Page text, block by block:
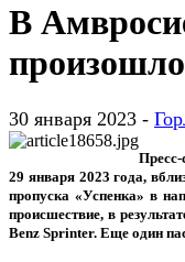
В
30 января 2023 -
29 января 2023 года,
пропуска «Успенка» в
происшествие, в
Benz Sprinter. Еще один